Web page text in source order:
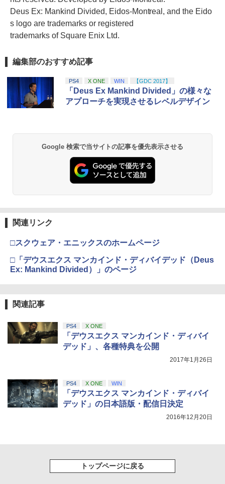
Deus Ex: Mankind Divided, Eidos-Montreal, and the Eido
s logo are trademarks or registered
trademarks of Square Enix Ltd.
編集部のおすすめ記事
PS4 X ONE WIN 【GDC 2017】
「Deus Ex Mankind Divided」の様々な
アプローチを実現させるレベルデザイン
Google 検索で当サイトの記事を優先表示させる
関連リンク
□スクウェア・エニックスのホームページ
□「デウスエクス マンカインド・ディバイデッド（Deus
Ex: Mankind Divided）」のページ
関連記事
PS4 X ONE
「デウスエクス マンカインド・ディバイ
デッド」、各種特典を公開
2017年1月26日
PS4 X ONE WIN
「デウスエクス マンカインド・ディバイ
デッド」の日本語版・配信日決定
2016年12月20日
トップページに戻る